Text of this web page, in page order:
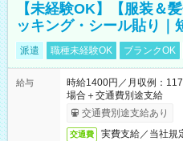
【未経験OK】【服装＆
ッキング・シール貼り｜
派遣 職種未経験OK ブランクOK
給与
時給1400円／月収例：
場合＋交通費別途支給
交通費別途支給あり
交通費 実費支給／当社規